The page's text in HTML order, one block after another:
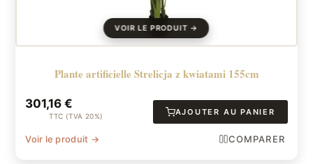
Plante artificielle Strelicja z kwiatami 155cm
301,16€
TTC (TVA 20%) AJOUTER AU PANIER
Voir le produit → COMPARER